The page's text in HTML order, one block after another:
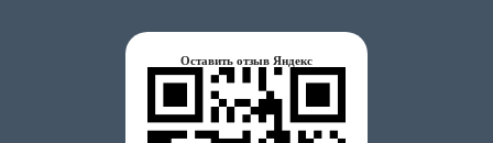
Оставить отзыв Яндекс